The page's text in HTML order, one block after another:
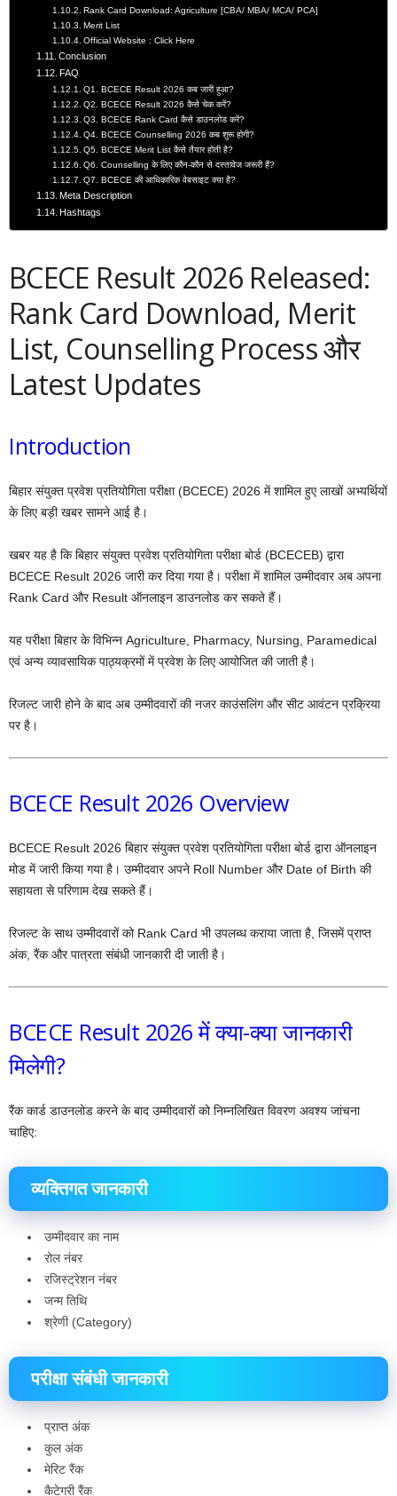
Rank Card Download: Agriculture [CBA/ MBA/ MCA/ PCA]
Merit List
Official Website : Click Here
Conclusion
FAQ
Q1. BCECE Result 2026 कब जारी हुआ?
Q2. BCECE Result 2026 कैसे चेक करें?
Q3. BCECE Rank Card कैसे डाउनलोड करें?
Q4. BCECE Counselling 2026 कब शुरू होगी?
Q5. BCECE Merit List कैसे तैयार होती है?
Q6. Counselling के लिए कौन-कौन से दस्तावेज जरूरी हैं?
Q7. BCECE की आधिकारिक वेबसाइट क्या है?
Meta Description
Hashtags
BCECE Result 2026 Released:
Rank Card Download, Merit
List, Counselling Process और
Latest Updates
Introduction
बिहार संयुक्त प्रवेश प्रतियोगिता परीक्षा (BCECE) 2026 में शामिल हुए लाखों अभ्यर्थियों
के लिए बड़ी खबर सामने आई है।
खबर यह है कि बिहार संयुक्त प्रवेश प्रतियोगिता परीक्षा बोर्ड (BCECEB) द्वारा
BCECE Result 2026 जारी कर दिया गया है। परीक्षा में शामिल उम्मीदवार अब अपना
Rank Card और Result ऑनलाइन डाउनलोड कर सकते हैं।
यह परीक्षा बिहार के विभिन्न Agriculture, Pharmacy, Nursing, Paramedical
एवं अन्य व्यावसायिक पाठ्यक्रमों में प्रवेश के लिए आयोजित की जाती है।
रिजल्ट जारी होने के बाद अब उम्मीदवारों की नजर काउंसलिंग और सीट आवंटन प्रक्रिया
पर है।
BCECE Result 2026 Overview
BCECE Result 2026 बिहार संयुक्त प्रवेश प्रतियोगिता परीक्षा बोर्ड द्वारा ऑनलाइन
मोड में जारी किया गया है। उम्मीदवार अपने Roll Number और Date of Birth की
सहायता से परिणाम देख सकते हैं।
रिजल्ट के साथ उम्मीदवारों को Rank Card भी उपलब्ध कराया जाता है, जिसमें प्राप्त
अंक, रैंक और पात्रता संबंधी जानकारी दी जाती है।
BCECE Result 2026 में क्या-क्या जानकारी
मिलेगी?
रैंक कार्ड डाउनलोड करने के बाद उम्मीदवारों को निम्नलिखित विवरण अवश्य जांचना
चाहिए:
व्यक्तिगत जानकारी
उम्मीदवार का नाम
रोल नंबर
रजिस्ट्रेशन नंबर
जन्म तिथि
श्रेणी (Category)
परीक्षा संबंधी जानकारी
प्राप्त अंक
कुल अंक
मेरिट रैंक
कैटेगरी रैंक